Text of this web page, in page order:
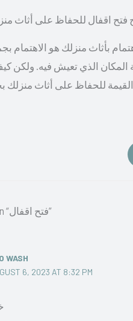
فتح اقفال للحفاظ على أثاث
بأثاث منزلك هو الاهتمام
المكان الذي تعيش فيه. ولكن
للحفاظ على أثاث منزلك
4 thoughts on “فتح اقفال”
WASH
6, 2023 AT 8:32 PM